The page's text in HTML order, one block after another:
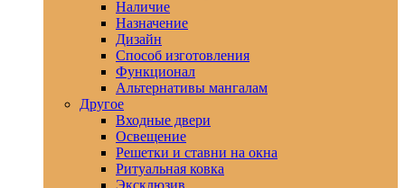
Наличие
Назначение
Дизайн
Способ изготовления
Функционал
Альтернативы мангалам
Другое
Входные двери
Освещение
Решетки и ставни на окна
Ритуальная ковка
Эксклюзив